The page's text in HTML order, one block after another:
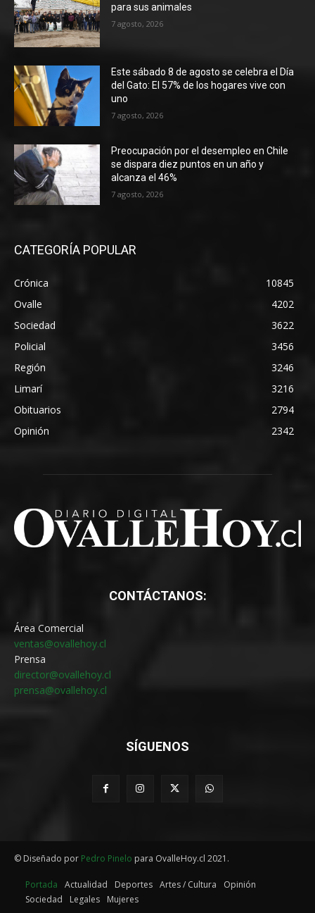
para sus animales
7 agosto, 2026
Este sábado 8 de agosto se celebra el Día
del Gato: El 57% de los hogares vive con
uno
7 agosto, 2026
Preocupación por el desempleo en Chile
se dispara diez puntos en un año y
alcanza el 46%
7 agosto, 2026
CATEGORÍA POPULAR
Crónica
10845
Ovalle
4202
Sociedad
3622
Policial
3456
Región
3246
Limarí
3216
Obituarios
2794
Opinión
2342
CONTÁCTANOS:
Área Comercial
ventas@ovallehoy.cl
Prensa
director@ovallehoy.cl
prensa@ovallehoy.cl
SÍGUENOS
© Diseñado por Pedro Pinelo para OvalleHoy.cl 2021.
Portada Actualidad Deportes Artes / Cultura
Opinión
Sociedad
Legales Mujeres